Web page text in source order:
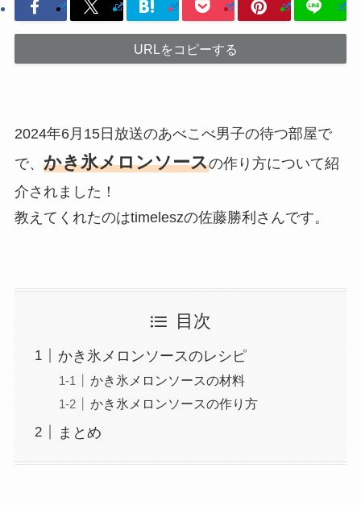
URLをコピーする
2024年6月15日放送のあべこべ男子の待つ部屋で
で、 かき氷メロンソースの作り方について紹
介されました！
教えてくれたのはtimeleszの佐藤勝利さんです。
目次
かき氷メロンソースのレシピ
かき氷メロンソースの材料
かき氷メロンソースの作り方
まとめ